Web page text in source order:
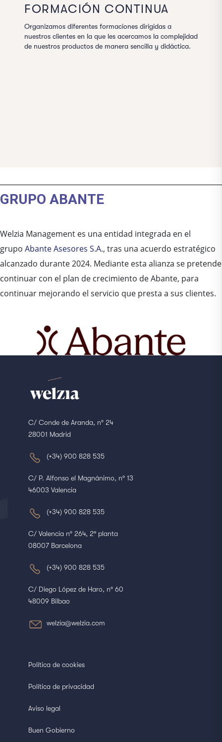
FORMACIÓN CONTINUA
Organizamos diferentes formaciones dirigidas a
nuestros clientes en la que les acercamos la complejidad
de nuestros productos de manera sencilla y didáctica.
GRUPO ABANTE
Welzia Management es una entidad integrada en el
grupo Abante Asesores S.A., tras una acuerdo estratégico
alcanzado durante 2024. Mediante esta alianza se pretende
continuar con el plan de crecimiento de Abante, para
continuar mejorando el servicio que presta a sus clientes.
C/ Conde de Aranda, nº 24
28001 Madrid
(+34) 900 828 535
C/ P. Alfonso el Magnánimo, nº 13
46003 Valencia
(+34) 900 828 535
C/ Valencia nº 264, 2ª planta
08007 Barcelona
(+34) 900 828 535
C/ Diego López de Haro, nº 60
48009 Bilbao
welzia@welzia.com
Política de cookies
Política de privacidad
Aviso legal
Buen Gobierno